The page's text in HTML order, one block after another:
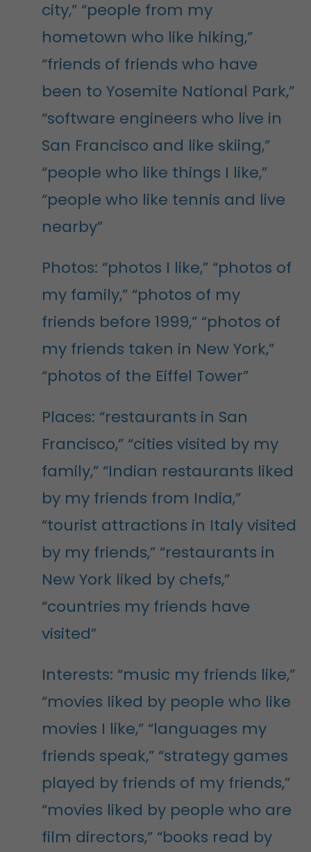
city,” “people from my
hometown who like hiking,”
“friends of friends who have
been to Yosemite National Park,”
“software engineers who live in
San Francisco and like skiing,”
“people who like things I like,”
“people who like tennis and live
nearby”
Photos: “photos I like,” “photos of
my family,” “photos of my
friends before 1999,” “photos of
my friends taken in New York,”
“photos of the Eiffel Tower”
Places: “restaurants in San
Francisco,” “cities visited by my
family,” “Indian restaurants liked
by my friends from India,”
“tourist attractions in Italy visited
by my friends,” “restaurants in
New York liked by chefs,”
“countries my friends have
visited”
Interests: “music my friends like,”
“movies liked by people who like
movies I like,” “languages my
friends speak,” “strategy games
played by friends of my friends,”
“movies liked by people who are
film directors,” “books read by